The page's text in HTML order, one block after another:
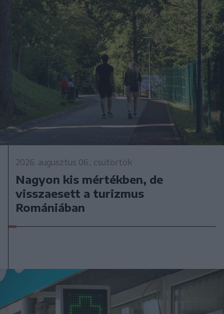
2026. augusztus 06., csütörtök
Nagyon kis mértékben, de
visszaesett a turizmus
Romániában